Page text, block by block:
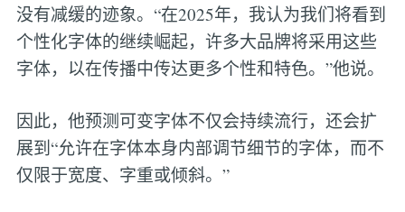
没有减缓的迹象。“在2025年，我认为我们将看到
个性化字体的继续崛起，许多大品牌将采用这些
字体，以在传播中传达更多个性和特色。”他说。
因此，他预测可变字体不仅会持续流行，还会扩
展到“允许在字体本身内部调节细节的字体，而不
仅限于宽度、字重或倾斜。”